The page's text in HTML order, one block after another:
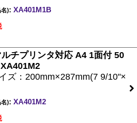
): XA401M1B
チプリンタ対応 A4 1面付 50
ズ：200mm×287mm(7 9/10"×
): XA401M2